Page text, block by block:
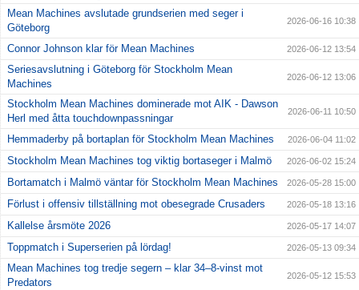
Mean Machines avslutade grundserien med seger i
Göteborg
2026-06-16 10:38
Connor Johnson klar för Mean Machines 2026-06-12 13:54
Seriesavslutning i Göteborg för Stockholm Mean
Machines
2026-06-12 13:06
Stockholm Mean Machines dominerade mot AIK - Dawson
Herl med åtta touchdownpassningar
2026-06-11 10:50
Hemmaderby på bortaplan för Stockholm Mean Machines 2026-06-04 11:02
Stockholm Mean Machines tog viktig bortaseger i Malmö 2026-06-02 15:24
Bortamatch i Malmö väntar för Stockholm Mean Machines 2026-05-28 15:00
Förlust i offensiv tillställning mot obesegrade Crusaders 2026-05-18 13:16
Kallelse årsmöte 2026 2026-05-17 14:07
Toppmatch i Superserien på lördag! 2026-05-13 09:34
Mean Machines tog tredje segern – klar 34–8-vinst mot
Predators
2026-05-12 15:53